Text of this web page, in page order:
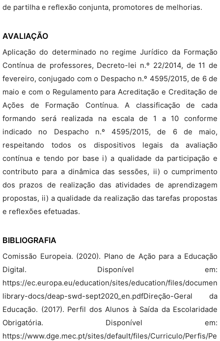
de partilha e reflexão conjunta, promotores de melhorias.
AVALIAÇÃO
Aplicação do determinado no regime Jurídico da Formação
Contínua de professores, Decreto-lei n.º 22/2014, de 11 de
fevereiro, conjugado com o Despacho n.º 4595/2015, de 6 de
maio e com o Regulamento para Acreditação e Creditação de
Ações de Formação Contínua. A classificação de cada
formando será realizada na escala de 1 a 10 conforme
indicado no Despacho n.º 4595/2015, de 6 de maio,
respeitando todos os dispositivos legais da avaliação
contínua e tendo por base i) a qualidade da participação e
contributo para a dinâmica das sessões, ii) o cumprimento
dos prazos de realização das atividades de aprendizagem
propostas, ii) a qualidade da realização das tarefas propostas
e reflexões efetuadas.
BIBLIOGRAFIA
Comissão Europeia. (2020). Plano de Ação para a Educação
Digital. Disponível em:
https://ec.europa.eu/education/sites/education/files/
library-docs/deap-swd-sept2020_en.pdfDireção-Geral da
Educação. (2017). Perfil dos Alunos à Saída da Escolaridade
Obrigatória. Disponível em:
https://www.dge.mec.pt/sites/default/files/Curriculo/Perfis/